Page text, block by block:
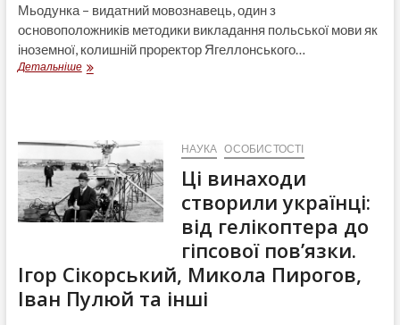
Мьодунка – видатний мовознавець, один з
основоположників методики викладання польської мови як
іноземної, колишній проректор Ягеллонського…
ДетальнішеУ
проф.
Владислав
Мьодунка
НАУКА ОСОБИСТОСТІ
Ці винаходи
створили українці:
від гелікоптера до
гіпсової пов’язки.
Ігор Сікорський, Микола Пирогов,
Іван Пулюй та інші